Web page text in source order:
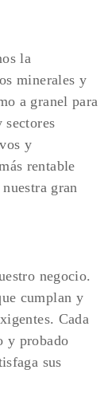
la
minerales y
a granel para
sectores
y
rentable
gran
negocio.
cumplan y
Cada
y probado
sus